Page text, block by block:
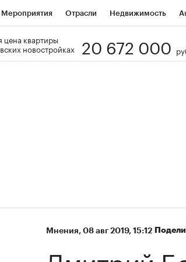
Мероприятия Отрасли Недвижимость
цена квартиры
новостройках
20 672 000
Мнения⁠, 08 авг 2019, 15:12